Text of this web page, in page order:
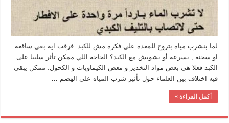
لما بنشرب مياه بتروح للمعدة على فكرة مش للكبد. فرقت ايه بقى ساقعة
او سخنة , بسرعة أو بشويش مع الكبد؟ الحاجة اللي ممكن تأثر سلبيا على
الكبد فعلا هي بعض مواد التخدير و معض الكيماويات و الكحول. ممكن يبقى
فيه اختلاف بين العلماء حول تأثير شرب المياه على الهضم …
أكمل القراءة »